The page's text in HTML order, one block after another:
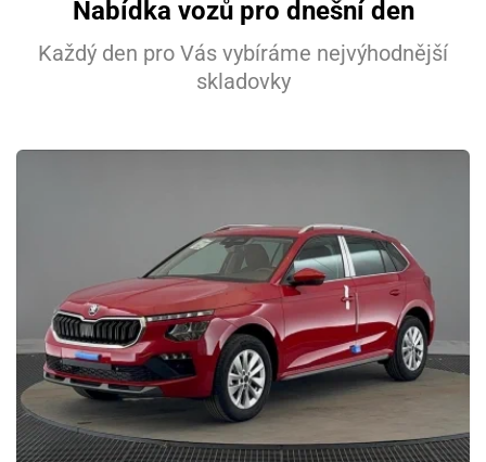
Nabídka vozů pro dnešní den
Každý den pro Vás vybíráme nejvýhodnější
skladovky